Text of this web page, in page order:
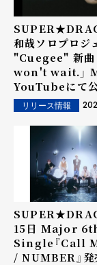
和哉ソロプロジ
"Cuegee" 新曲
won't wait.」
YouTubeにて
リリース情報
15日 Major
Single『Call
/ NUMBER』発